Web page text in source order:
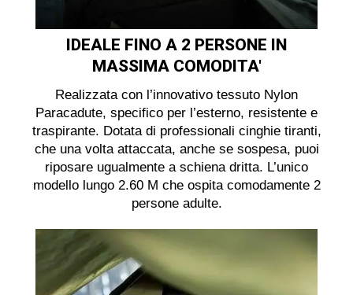
IDEALE FINO A 2 PERSONE IN
MASSIMA COMODITA'
Realizzata con l’innovativo tessuto Nylon
Paracadute, specifico per l’esterno, resistente e
traspirante. Dotata di professionali cinghie tiranti,
che una volta attaccata, anche se sospesa, puoi
riposare ugualmente a schiena dritta. L’unico
modello lungo 2.60 M che ospita comodamente 2
persone adulte.